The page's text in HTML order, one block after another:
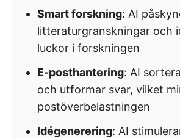
Smart forskning: AI
litteraturgranskningar och
luckor i forskningen
E-posthantering: AI
och utformar svar, vilket
postöverbelastningen
Idégenerering: AI